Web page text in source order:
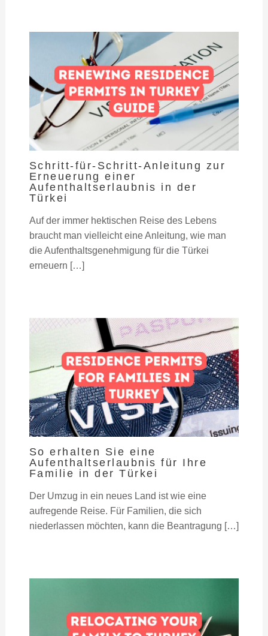
Schritt-für-Schritt-Anleitung zur
Erneuerung einer
Aufenthaltserlaubnis in der
Türkei
Auf der immer hektischen Reise des Lebens
braucht man vielleicht eine Anleitung, wie man
die Aufenthaltsgenehmigung für die Türkei
erneuern […]
So erhalten Sie eine
Aufenthaltserlaubnis für Ihre
Familie in der Türkei
Der Umzug in ein neues Land ist wie eine
aufregende Reise. Für Familien, die sich
niederlassen möchten, kann die Beantragung […]